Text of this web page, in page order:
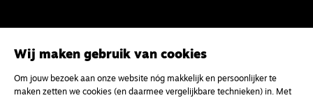
MagazineOnderweg
Wij maken gebruik van cookies
Om jouw bezoek aan onze website nóg makkelijk en persoonlijker te
maken zetten we cookies (en daarmee vergelijkbare technieken) in. Met